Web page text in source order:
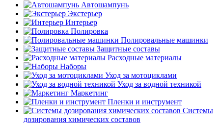
Автошампунь
Экстерьер
Интерьер
Полировка
Полировальные машинки
Защитные составы
Расходные материалы
Наборы
Уход за мотоциклами
Уход за водной техникой
Маркетинг
Пленки и инструмент
Системы
дозирования химических составов